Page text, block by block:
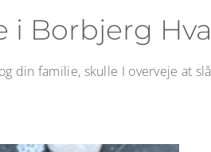
i Borbjerg
din familie, skulle I overveje at